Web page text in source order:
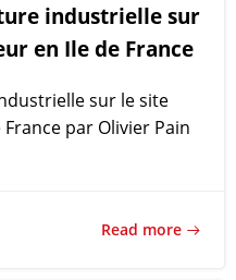
industrielle sur
en Ile de France
sur le site
par Olivier Pain
Read more